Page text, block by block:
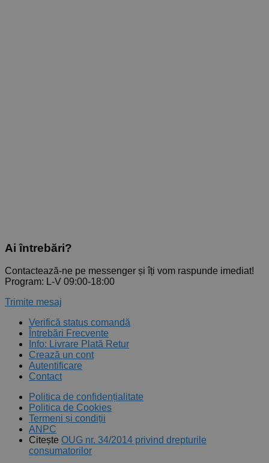
Ai întrebări?
Contactează-ne pe messenger și îți vom raspunde imediat!
Program: L-V 09:00-18:00
Trimite mesaj
Verifică status comandă
Întrebări Frecvente
Info: Livrare Plată Retur
Crează un cont
Autentificare
Contact
Politica de confidențialitate
Politica de Cookies
Termeni și condiții
ANPC
Citește OUG nr. 34/2014 privind drepturile
consumatorilor